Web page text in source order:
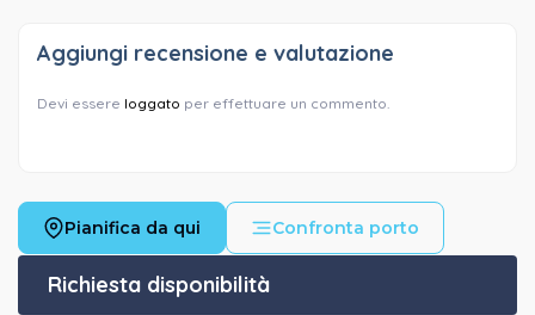
Aggiungi recensione e valutazione
Devi essere loggato per effettuare un commento.
Pianifica da qui Confronta porto
Richiesta disponibilità